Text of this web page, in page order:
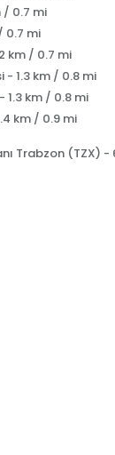
/ 0.7 mi
0.7 mi
km / 0.7 mi
- 1.3 km / 0.8 mi
km / 0.8 mi
km / 0.9 mi
Trabzon (TZX) -